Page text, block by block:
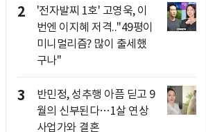
2
'전자발찌 1호' 고영욱, 이
번엔 이지혜 저격.."49평이
미니멀리즘? 많이 출세했
구나"
3
반민정, 성추행 아픔 딛고 9
월의 신부된다…1살 연상
사업가와 결혼